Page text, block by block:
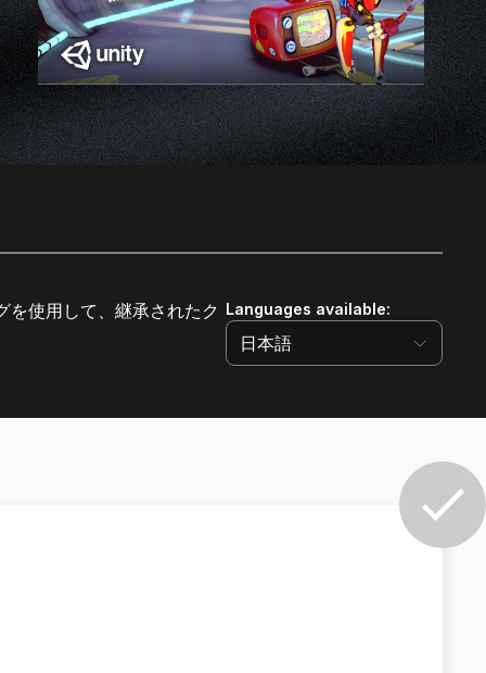
使用して、継承されたク Languages available:
日本語